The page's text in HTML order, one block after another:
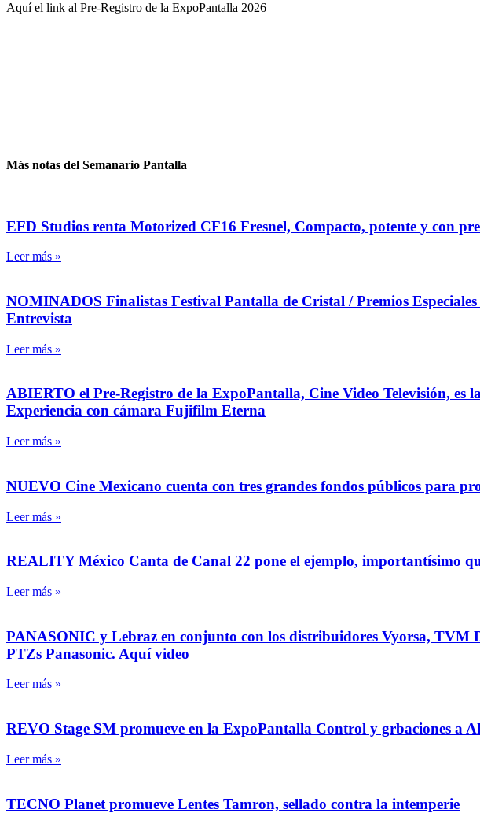
Aquí el link al Pre-Registro de la ExpoPantalla 2026
Más notas del Semanario Pantalla
EFD Studios renta Motorized CF16 Fresnel, Compacto, potente y con
Leer más »
NOMINADOS Finalistas Festival Pantalla de Cristal / Premios
Entrevista
Leer más »
ABIERTO el Pre-Registro de la ExpoPantalla, Cine Video Televisión,
Experiencia con cámara Fujifilm Eterna
Leer más »
NUEVO Cine Mexicano cuenta con tres grandes fondos públicos para
Leer más »
REALITY México Canta de Canal 22 pone el ejemplo, importantísimo
Leer más »
PANASONIC y Lebraz en conjunto con los distribuidores Vyorsa,
PTZs Panasonic. Aquí video
Leer más »
REVO Stage SM promueve en la ExpoPantalla Control y grbaciones a
Leer más »
TECNO Planet promueve Lentes Tamron, sellado contra la intemperie